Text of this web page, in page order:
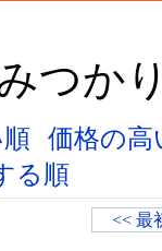
つか
価格の
る順
<< 最